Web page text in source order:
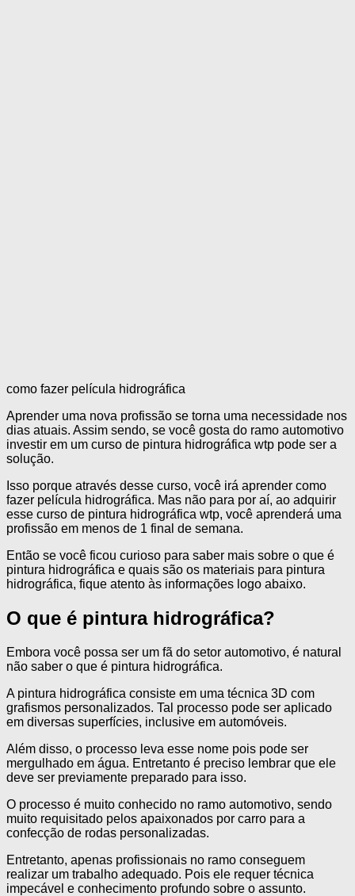
como fazer película hidrográfica
Aprender uma nova profissão se torna uma necessidade nos
dias atuais. Assim sendo, se você gosta do ramo automotivo
investir em um curso de pintura hidrográfica wtp pode ser a
solução.
Isso porque através desse curso, você irá aprender como
fazer película hidrográfica. Mas não para por aí, ao adquirir
esse curso de pintura hidrográfica wtp, você aprenderá uma
profissão em menos de 1 final de semana.
Então se você ficou curioso para saber mais sobre o que é
pintura hidrográfica e quais são os materiais para pintura
hidrográfica, fique atento às informações logo abaixo.
O que é pintura hidrográfica?
Embora você possa ser um fã do setor automotivo, é natural
não saber o que é pintura hidrográfica.
A pintura hidrográfica consiste em uma técnica 3D com
grafismos personalizados. Tal processo pode ser aplicado
em diversas superfícies, inclusive em automóveis.
Além disso, o processo leva esse nome pois pode ser
mergulhado em água. Entretanto é preciso lembrar que ele
deve ser previamente preparado para isso.
O processo é muito conhecido no ramo automotivo, sendo
muito requisitado pelos apaixonados por carro para a
confecção de rodas personalizadas.
Entretanto, apenas profissionais no ramo conseguem
realizar um trabalho adequado. Pois ele requer técnica
impecável e conhecimento profundo sobre o assunto.